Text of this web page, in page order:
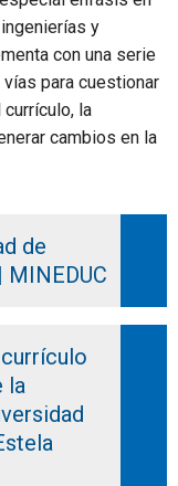
y
con una serie
para cuestionar
la
cambios en la
de
la